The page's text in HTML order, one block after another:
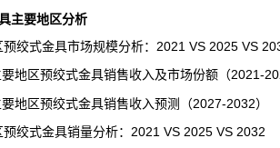
主要地区分析
式金具市场规模分析：2021 VS 2025 VS
预绞式金具销售收入及市场份额（2021-
预绞式金具销售收入预测（2027-2032）
式金具销量分析：2021 VS 2025 VS 2032